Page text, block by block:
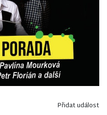
Přidat událost